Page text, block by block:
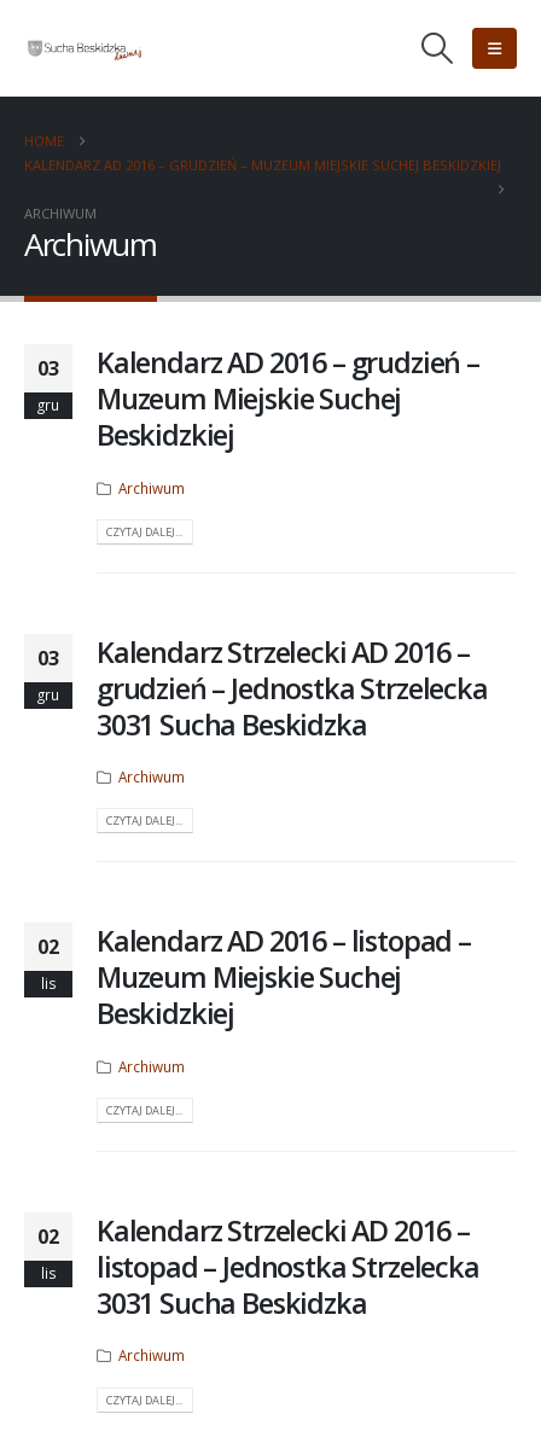
HOME
KALENDARZ AD 2016 – GRUDZIEŃ – MUZEUM MIEJSKIE SUCHEJ BESKIDZKIEJ
ARCHIWUM
Archiwum
03
gru
Kalendarz AD 2016 – grudzień –
Muzeum Miejskie Suchej
Beskidzkiej
Archiwum
CZYTAJ DALEJ...
03
gru
Kalendarz Strzelecki AD 2016 –
grudzień – Jednostka Strzelecka
3031 Sucha Beskidzka
Archiwum
CZYTAJ DALEJ...
02
lis
Kalendarz AD 2016 – listopad –
Muzeum Miejskie Suchej
Beskidzkiej
Archiwum
CZYTAJ DALEJ...
02
lis
Kalendarz Strzelecki AD 2016 –
listopad – Jednostka Strzelecka
3031 Sucha Beskidzka
Archiwum
CZYTAJ DALEJ...